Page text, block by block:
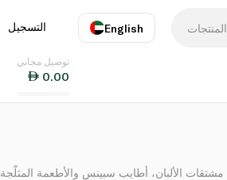
المنتجات English
اللغة
التسجيل
توصيل مجاني
0.00
مشتقات الألبان، أطايب سبينس والأطعمة المثلّجة